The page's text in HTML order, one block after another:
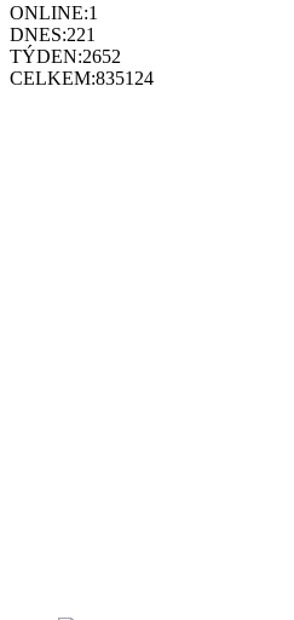
ONLINE:1
DNES:221
TÝDEN:2652
CELKEM:835124